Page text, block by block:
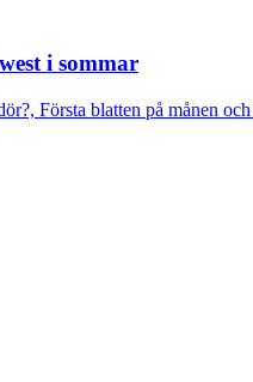
i sommar
Första blatten på månen